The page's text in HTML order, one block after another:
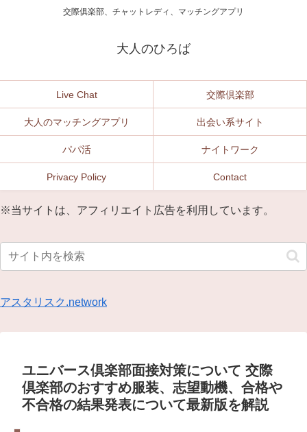
交際俱楽部、チャットレディ、マッチングアプリ
大人のひろば
Live Chat 交際倶楽部
大人のマッチングアプリ 出会い系サイト
パパ活 ナイトワーク
Privacy Policy Contact
※当サイトは、アフィリエイト広告を利用しています。
アスタリスク.network
ユニバース倶楽部面接対策について 交際
倶楽部のおすすめ服装、志望動機、合格や
不合格の結果発表について最新版を解説